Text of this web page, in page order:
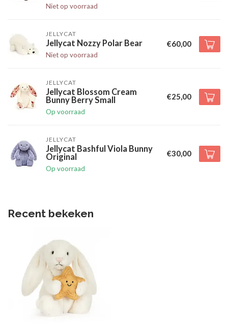
Niet op voorraad
JELLYCAT
Jellycat Nozzy Polar Bear
Niet op voorraad
€60,00
JELLYCAT
Jellycat Blossom Cream
Bunny Berry Small
Op voorraad
€25,00
JELLYCAT
Jellycat Bashful Viola Bunny
Original
Op voorraad
€30,00
Recent bekeken